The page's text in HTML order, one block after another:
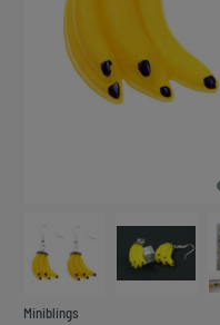
Miniblings